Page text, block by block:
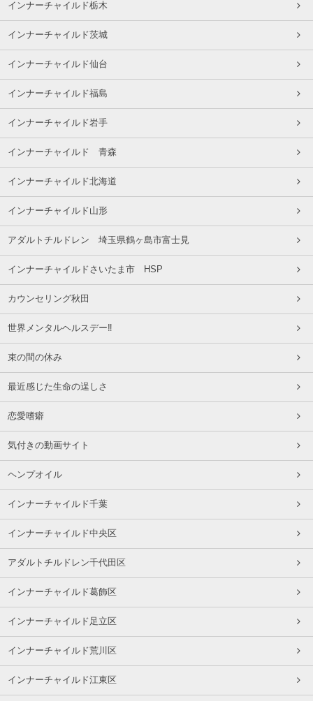
インナーチャイルド栃木
インナーチャイルド茨城
インナーチャイルド仙台
インナーチャイルド福島
インナーチャイルド岩手
インナーチャイルド 青森
インナーチャイルド北海道
インナーチャイルド山形
アダルトチルドレン 埼玉県鶴ヶ島市富士見
インナーチャイルドさいたま市 HSP
カウンセリング秋田
世界メンタルヘルスデー‼️
束の間の休み
最近感じた生命の逞しさ
恋愛嗜癖
気付きの動画サイト
ヘンプオイル
インナーチャイルド千葉
インナーチャイルド中央区
アダルトチルドレン千代田区
インナーチャイルド葛飾区
インナーチャイルド足立区
インナーチャイルド荒川区
インナーチャイルド江東区